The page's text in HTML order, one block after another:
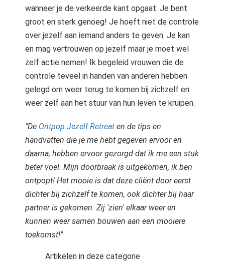
wanneer je de verkeerde kant opgaat. Je bent
groot en sterk genoeg! Je hoeft niet de controle
over jezelf aan iemand anders te geven. Je kan
en mag vertrouwen op jezelf maar je moet wel
zelf actie nemen! Ik begeleid vrouwen die de
controle teveel in handen van anderen hebben
gelegd om weer terug te komen bij zichzelf en
weer zelf aan het stuur van hun leven te kruipen.
"De Ontpop Jezelf Retreat en de tips en
handvatten die je me hebt gegeven ervoor en
daarna, hebben ervoor gezorgd dat ik me een stuk
beter voel. Mijn doorbraak is uitgekomen, ik ben
ontpopt! Het mooie is dat deze cliënt door eerst
dichter bij zichzelf te komen, ook dichter bij haar
partner is gekomen. Zij 'zien' elkaar weer en
kunnen weer samen bouwen aan een mooiere
toekomst!"
Artikelen in deze categorie